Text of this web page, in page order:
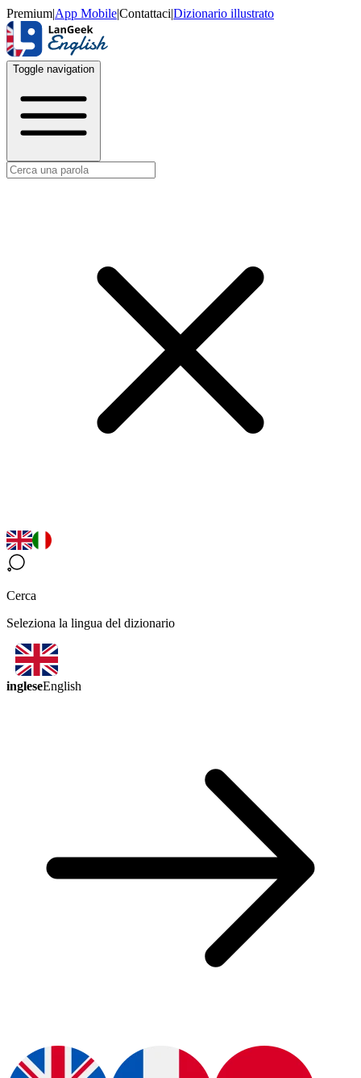
Premium|App Mobile|Contattaci|Dizionario illustrato
Toggle navigation
Cerca
Seleziona la lingua del dizionario
ingleseEnglish